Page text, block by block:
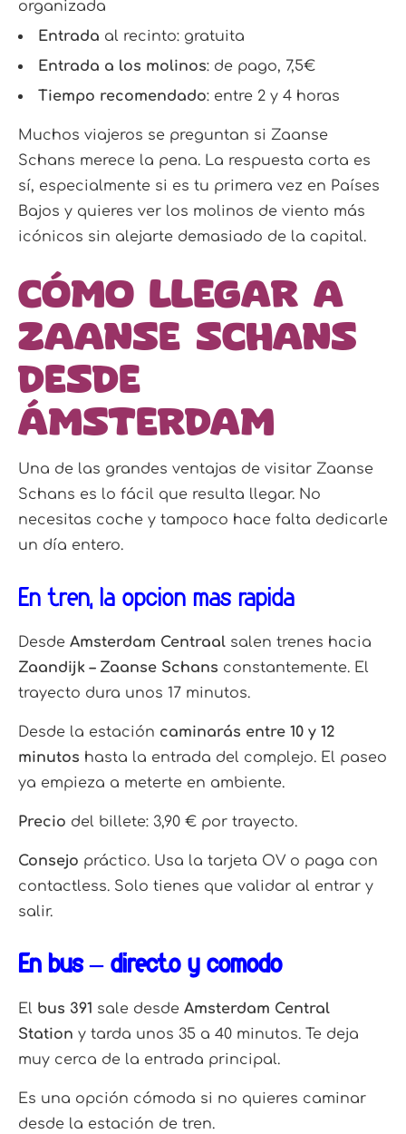
organizada
Entrada al recinto: gratuita
Entrada a los molinos: de pago, 7,5€
Tiempo recomendado: entre 2 y 4 horas
Muchos viajeros se preguntan si Zaanse
Schans merece la pena. La respuesta corta es
sí, especialmente si es tu primera vez en Países
Bajos y quieres ver los molinos de viento más
icónicos sin alejarte demasiado de la capital.
Cómo llegar a
Zaanse Schans
desde
Ámsterdam
Una de las grandes ventajas de visitar Zaanse
Schans es lo fácil que resulta llegar. No
necesitas coche y tampoco hace falta dedicarle
un día entero.
En tren, la opción más rápida
Desde Amsterdam Centraal salen trenes hacia
Zaandijk – Zaanse Schans constantemente. El
trayecto dura unos 17 minutos.
Desde la estación caminarás entre 10 y 12
minutos hasta la entrada del complejo. El paseo
ya empieza a meterte en ambiente.
Precio del billete: 3,90 € por trayecto.
Consejo práctico. Usa la tarjeta OV o paga con
contactless. Solo tienes que validar al entrar y
salir.
En bus – directo y cómodo
El bus 391 sale desde Amsterdam Central
Station y tarda unos 35 a 40 minutos. Te deja
muy cerca de la entrada principal.
Es una opción cómoda si no quieres caminar
desde la estación de tren.